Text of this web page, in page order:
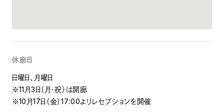
休廊日
日曜日、月曜日
※11月3日（月・祝）は開廊
※10月17日（金）17:00よりレセプションを開催